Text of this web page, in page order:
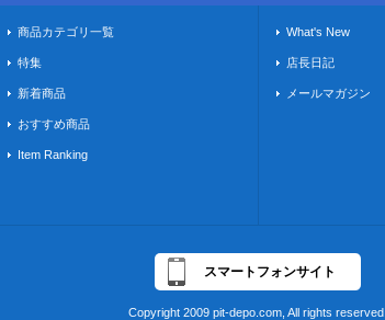
商品カテゴリ一覧
特集
新着商品
おすすめ商品
Item Ranking
What's New
店長日記
メールマガジン
スマートフォンサイト
Copyright 2009 pit-depo.com, All rights reserved.